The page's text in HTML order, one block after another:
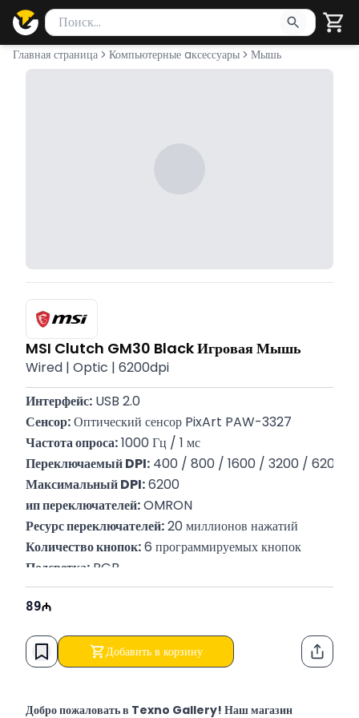
Поиск товаров
Введите минимум 2 символа для поиска. Нажмите Enter
Главная страница Компьютерные aксессуары Мышь
MSI Clutch GM30 Black Игровая Мышь
Wired | Optic | 6200dpi
Интерфейс: USB 2.0
Сенсор: Оптический сенсор PixArt PAW-3327
Частота опроса: 1000 Гц / 1 мс
Переключаемый DPI: 400 / 800 / 1600 / 3200 / 6200
Максимальный DPI: 6200
ип переключателей: OMRON
Ресурс переключателей: 20 миллионов нажатий
Количество кнопок: 6 программируемых кнопок
Подсветка: RGB
Размеры продукта: 128 x 62 x 35 мм
Вес: 98 г
89
Добавить в корзину
Добро пожаловать в Texno Gallery! Наш магазин